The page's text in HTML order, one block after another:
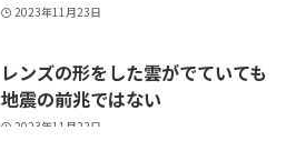
2023年11月23日
レンズの形をした雲がでていても
地震の前兆ではない
2023年11月22日